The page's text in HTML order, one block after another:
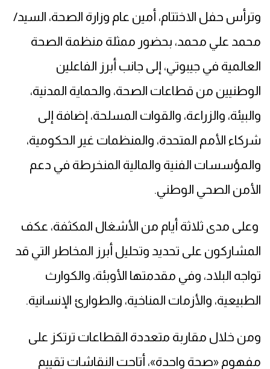
وترأس حفل الاختتام، أمين عام وزارة الصحة، السيد/
محمد علي محمد، بحضور ممثلة منظمة الصحة
العالمية في جيبوتي، إلى جانب أبرز الفاعلين
الوطنيين من قطاعات الصحة، والحماية المدنية،
والبيئة، والزراعة، والقوات المسلحة، إضافة إلى
شركاء الأمم المتحدة، والمنظمات غير الحكومية،
والمؤسسات الفنية والمالية المنخرطة في دعم
الأمن الصحي الوطني.
وعلى مدى ثلاثة أيام من الأشغال المكثفة، عكف
المشاركون على تحديد وتحليل أبرز المخاطر التي قد
تواجه البلاد، وفي مقدمتها الأوبئة، والكوارث
الطبيعية، والأزمات المناخية، والطوارئ الإنسانية.
ومن خلال مقاربة متعددة القطاعات ترتكز على
مفهوم «صحة واحدة»، أتاحت النقاشات تقييم